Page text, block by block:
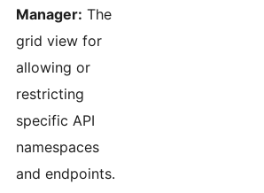
Manager: The
grid view for
allowing or
restricting
specific API
namespaces
and endpoints.